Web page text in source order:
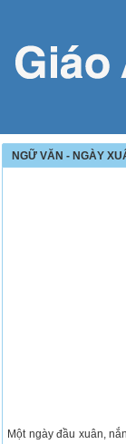
NGỮ VĂN - NGÀY
Một ngày đầu xuân,